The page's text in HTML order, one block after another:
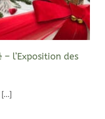
l’Exposition des